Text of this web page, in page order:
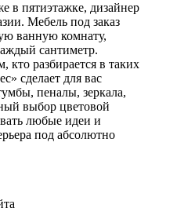
пятиэтажке, дизайнер
Мебель под заказ
ванную комнату,
сантиметр.
кто разбирается в таких
сделает для вас
пеналы, зеркала,
выбор цветовой
любые идеи и
под абсолютно